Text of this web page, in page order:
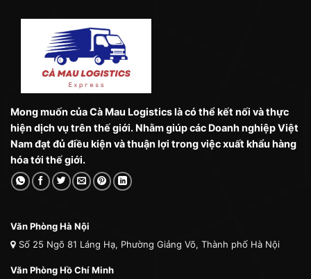
Mong muốn của Cà Mau Logistics là có thể kết nối và thực
hiện dịch vụ trên thế giới. Nhằm giúp các Doanh nghiệp Việt
Nam đạt đủ điều kiện và thuận lợi trong việc xuất khẩu hàng
hóa tới thế giới.
Văn Phòng Hà Nội
Số 25 Ngõ 81 Láng Hạ, Phường Giảng Võ, Thành phố Hà Nội
Văn Phòng Hồ Chí Minh